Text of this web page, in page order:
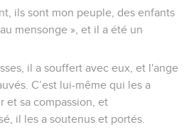
ils sont mon peuple, des enfants
mensonge », et il a été un
il a souffert avec eux, et l'ange
C’est lui-même qui les a
et sa compassion, et
il les a soutenus et portés.